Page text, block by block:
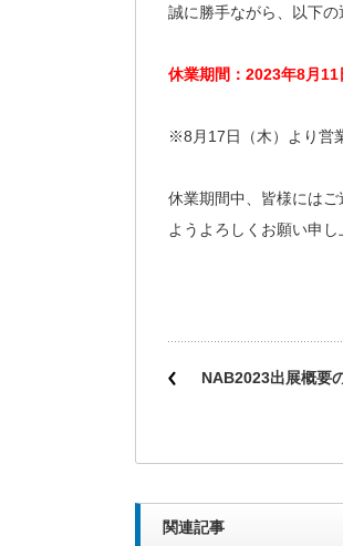
誠に勝手ながら、以下の
休業期間：2023年8月
※8月17日（木）より営
休業期間中、皆様には
ようよろしくお願い申し
NAB2023出展概要
関連記事